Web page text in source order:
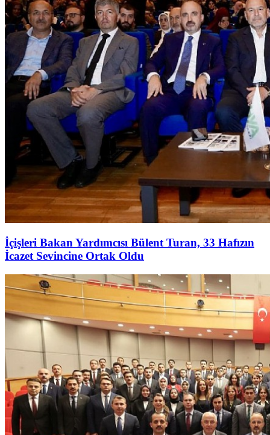
İçişleri Bakan Yardımcısı Bülent Turan, 33 Hafızın
İcazet Sevincine Ortak Oldu